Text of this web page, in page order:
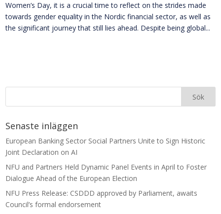
Women’s Day, it is a crucial time to reflect on the strides made
towards gender equality in the Nordic financial sector, as well as
the significant journey that still lies ahead. Despite being global...
Senaste inläggen
European Banking Sector Social Partners Unite to Sign Historic
Joint Declaration on AI
NFU and Partners Held Dynamic Panel Events in April to Foster
Dialogue Ahead of the European Election
NFU Press Release: CSDDD approved by Parliament, awaits
Council’s formal endorsement